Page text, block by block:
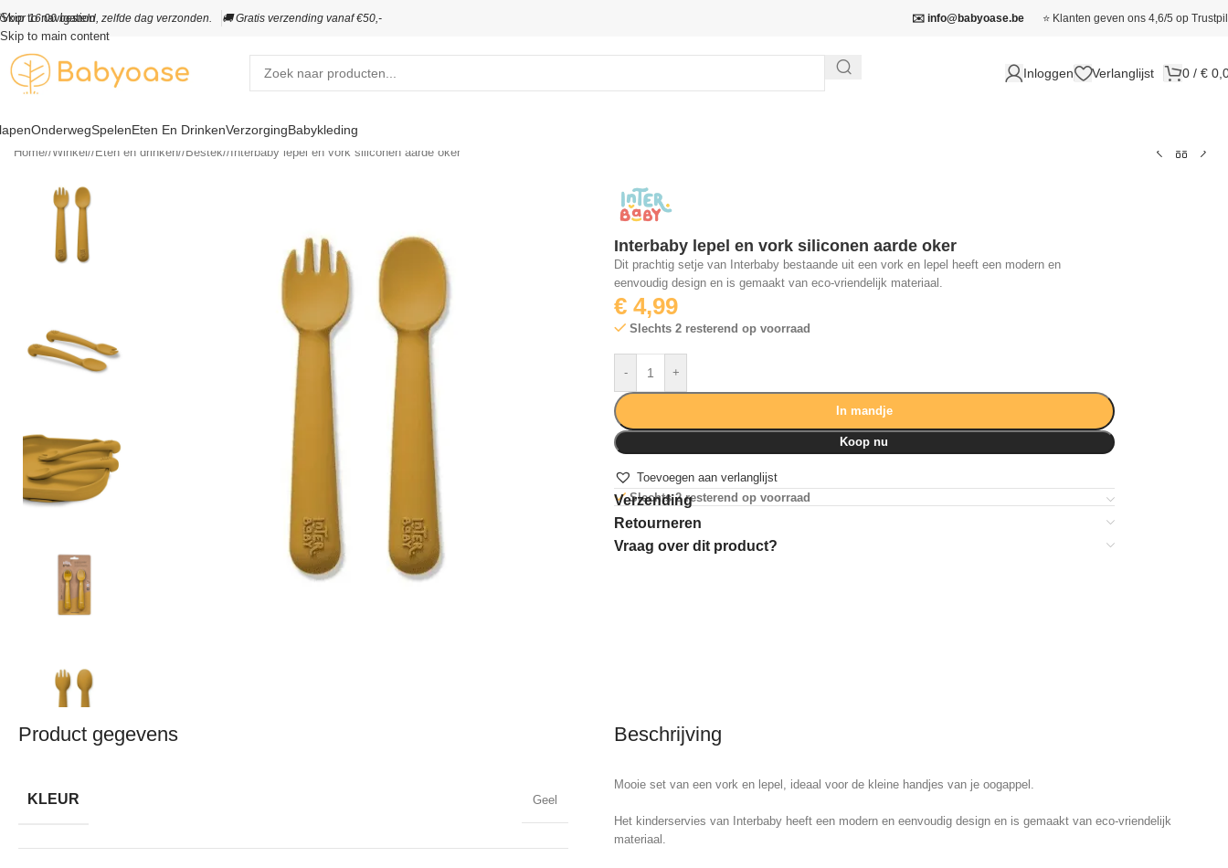
Skip to navigation
Skip to main content
Voor 16:00 besteld, zelfde dag verzonden. 🚚 Gratis verzending vanaf €50,- ✉️ info@babyoase.be ⭐ Klanten geven ons 4,6/5 op
Inloggen Verlanglijst 0 / €
OnderwegSpelenEten En DrinkenVerzorgingBabykleding
Home/ Winkel/ Eten en drinken/ Bestek/ Interbaby lepel en vork siliconen aarde oker
Interbaby lepel en vork siliconen aarde oker
Dit prachtig setje van Interbaby bestaande uit een vork en lepel heeft een modern en
eenvoudig design en is gemaakt van eco-vriendelijk materiaal.
€ 4,99
Slechts 2 resterend op voorraad
- +
In mandje
Koop nu
Toevoegen aan verlanglijst
Slechts 2 resterend op voorraad
Verzending
Retourneren
Vraag over dit product?
Product gegevens
KLEUR Geel
Beschrijving
Mooie set van een vork en lepel, ideaal voor de kleine handjes van je oogappel.
Het kinderservies van Interbaby heeft een modern en eenvoudig design en is gemaakt van eco-vriendelijk
materiaal.